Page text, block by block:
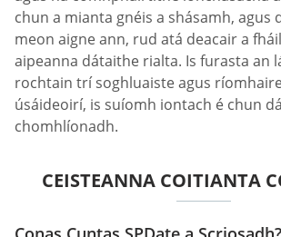
chun a mianta gnéis a shásamh, agus
meon aigne ann, rud atá deacair a
aipeanna dátaithe rialta. Is furasta an
rochtain trí soghluaiste agus
úsáideoirí, is suíomh iontach é chun
chomhlíonadh.
CEISTEANNA COITIANTA